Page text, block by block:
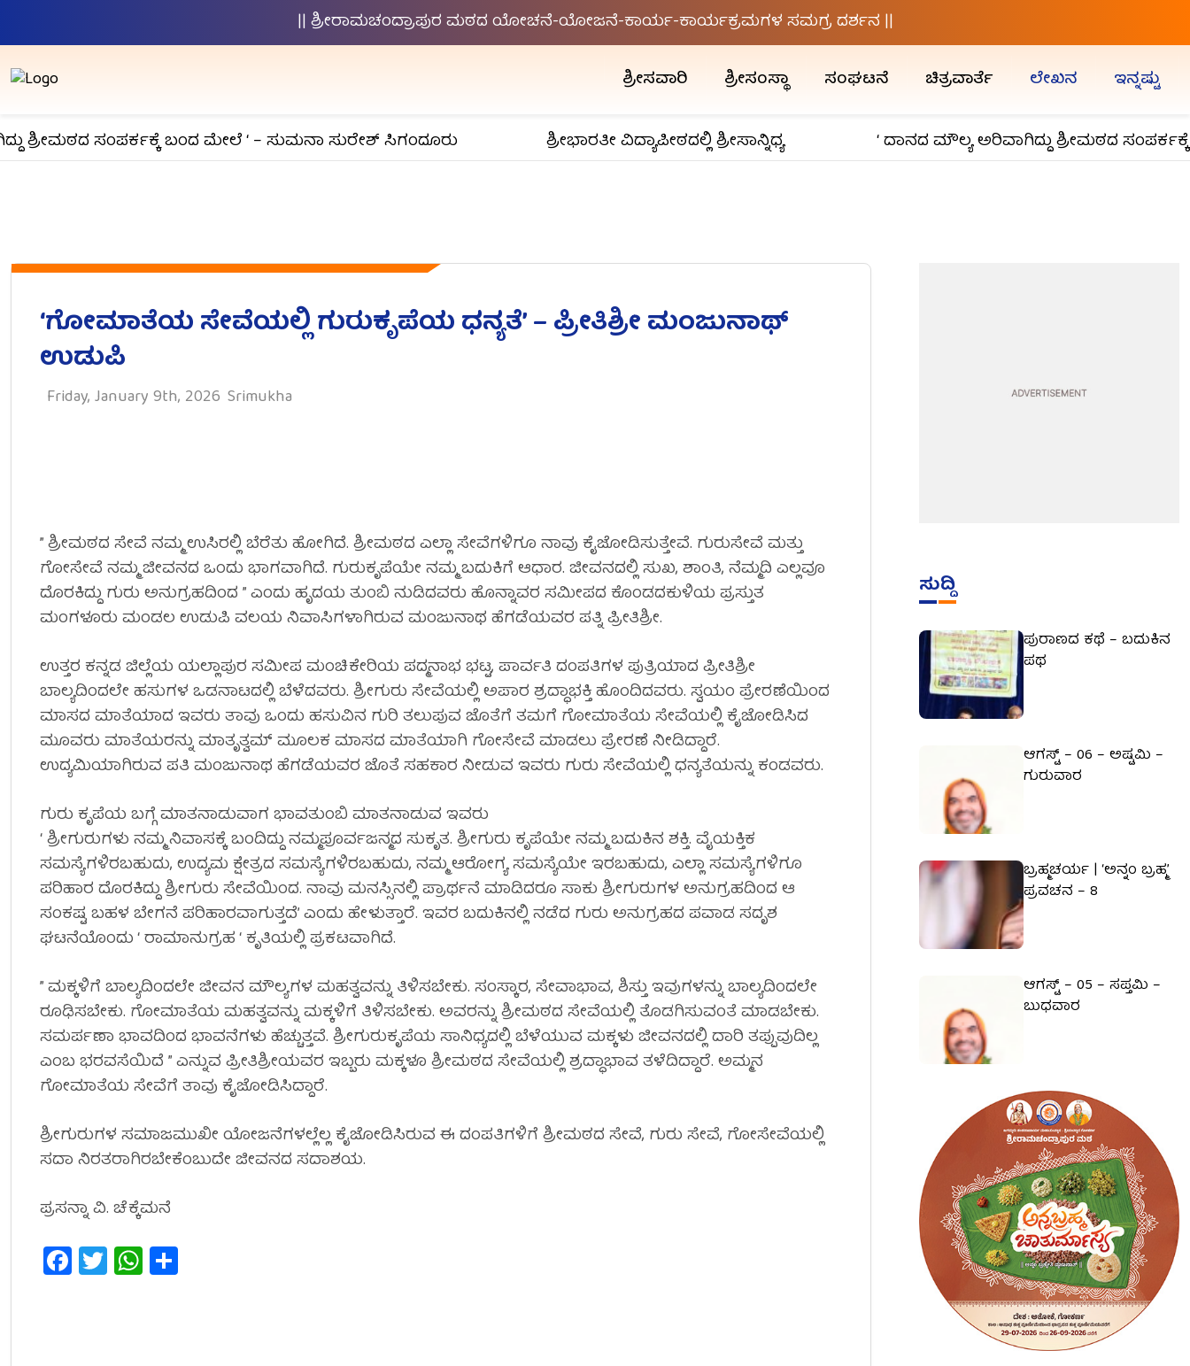
|| ಶ್ರೀರಾಮಚಂದ್ರಾಪುರ ಮಠದ ಯೋಚನೆ-ಯೋಜನೆ-ಕಾರ್ಯ-ಕಾರ್ಯಕ್ರಮಗಳ ಸಮಗ್ರ ದರ್ಶನ ||
ಶ್ರೀಸವಾರಿ ಶ್ರೀಸಂಸ್ಥಾ ಸಂಘಟನೆ ಚಿತ್ರವಾರ್ತೆ ಲೇಖನ ಇನ್ನಷ್ಟು
ಸಂಪರ್ಕಕ್ಕೆ ಬಂದ ಮೇಲೆ ‘ – ಸುಮನಾ ಸುರೇಶ್ ಸಿಗಂದೂರು ಶ್ರೀಭಾರತೀ ವಿದ್ಯಾಪೀಠದಲ್ಲಿ ಶ್ರೀಸಾನ್ನಿಧ್ಯ ‘ ದಾನದ ಮೌಲ್ಯ ಅರಿವಾಗಿದ್ದು ಶ್ರೀಮಠದ ಸಂಪರ್ಕಕ್ಕೆ
‘ಗೋಮಾತೆಯ ಸೇವೆಯಲ್ಲಿ ಗುರುಕೃಪೆಯ ಧನ್ಯತೆ’ – ಪ್ರೀತಿಶ್ರೀ ಮಂಜುನಾಥ್
ಉಡುಪಿ
Friday, January 9th, 2026 Srimukha
” ಶ್ರೀಮಠದ ಸೇವೆ ನಮ್ಮ ಉಸಿರಲ್ಲಿ ಬೆರೆತು ಹೋಗಿದೆ. ಶ್ರೀಮಠದ ಎಲ್ಲಾ ಸೇವೆಗಳಿಗೂ ನಾವು ಕೈಜೋಡಿಸುತ್ತೇವೆ. ಗುರುಸೇವೆ ಮತ್ತು
ಗೋಸೇವೆ ನಮ್ಮ ಜೀವನದ ಒಂದು ಭಾಗವಾಗಿದೆ. ಗುರುಕೃಪೆಯೇ ನಮ್ಮ ಬದುಕಿಗೆ ಆಧಾರ. ಜೀವನದಲ್ಲಿ ಸುಖ, ಶಾಂತಿ, ನೆಮ್ಮದಿ ಎಲ್ಲವೂ
ದೊರಕಿದ್ದು ಗುರು ಅನುಗ್ರಹದಿಂದ ” ಎಂದು ಹೃದಯ ತುಂಬಿ ನುಡಿದವರು ಹೊನ್ನಾವರ ಸಮೀಪದ ಕೊಂಡದಕುಳಿಯ ಪ್ರಸ್ತುತ
ಮಂಗಳೂರು ಮಂಡಲ ಉಡುಪಿ ವಲಯ ನಿವಾಸಿಗಳಾಗಿರುವ ಮಂಜುನಾಥ ಹೆಗಡೆಯವರ ಪತ್ನಿ ಪ್ರೀತಿಶ್ರೀ.
ಉತ್ತರ ಕನ್ನಡ ಜಿಲ್ಲೆಯ ಯಲ್ಲಾಪುರ ಸಮೀಪ ಮಂಚಿಕೇರಿಯ ಪದ್ಮನಾಭ ಭಟ್ಟ, ಪಾರ್ವತಿ ದಂಪತಿಗಳ ಪುತ್ರಿಯಾದ ಪ್ರೀತಿಶ್ರೀ
ಬಾಲ್ಯದಿಂದಲೇ ಹಸುಗಳ ಒಡನಾಟದಲ್ಲಿ ಬೆಳೆದವರು. ಶ್ರೀಗುರು ಸೇವೆಯಲ್ಲಿ ಅಪಾರ ಶ್ರದ್ಧಾಭಕ್ತಿ ಹೊಂದಿದವರು. ಸ್ವಯಂ ಪ್ರೇರಣೆಯಿಂದ
ಮಾಸದ ಮಾತೆಯಾದ ಇವರು ತಾವು ಒಂದು ಹಸುವಿನ ಗುರಿ ತಲುಪುವ ಜೊತೆಗೆ ತಮಗೆ ಗೋಮಾತೆಯ ಸೇವೆಯಲ್ಲಿ ಕೈಜೋಡಿಸಿದ
ಮೂವರು ಮಾತೆಯರನ್ನು ಮಾತೃತ್ವಮ್ ಮೂಲಕ ಮಾಸದ ಮಾತೆಯಾಗಿ ಗೋಸೇವೆ ಮಾಡಲು ಪ್ರೇರಣೆ ನೀಡಿದ್ದಾರೆ.
ಉದ್ಯಮಿಯಾಗಿರುವ ಪತಿ ಮಂಜುನಾಥ ಹೆಗಡೆಯವರ ಜೊತೆ ಸಹಕಾರ ನೀಡುವ ಇವರು ಗುರು ಸೇವೆಯಲ್ಲಿ ಧನ್ಯತೆಯನ್ನು ಕಂಡವರು.
ಗುರು ಕೃಪೆಯ ಬಗ್ಗೆ ಮಾತನಾಡುವಾಗ ಭಾವತುಂಬಿ ಮಾತನಾಡುವ ಇವರು
‘ ಶ್ರೀಗುರುಗಳು ನಮ್ಮ ನಿವಾಸಕ್ಕೆ ಬಂದಿದ್ದು ನಮ್ಮಪೂರ್ವಜನ್ಮದ ಸುಕೃತ. ಶ್ರೀಗುರು ಕೃಪೆಯೇ ನಮ್ಮ ಬದುಕಿನ ಶಕ್ತಿ. ವೈಯಕ್ತಿಕ
ಸಮಸ್ಯೆಗಳಿರಬಹುದು, ಉದ್ಯಮ ಕ್ಷೇತ್ರದ ಸಮಸ್ಯೆಗಳಿರಬಹುದು, ನಮ್ಮ ಆರೋಗ್ಯ ಸಮಸ್ಯೆಯೇ ಇರಬಹುದು, ಎಲ್ಲಾ ಸಮಸ್ಯೆಗಳಿಗೂ
ಪರಿಹಾರ ದೊರಕಿದ್ದು ಶ್ರೀಗುರು ಸೇವೆಯಿಂದ. ನಾವು ಮನಸ್ಸಿನಲ್ಲಿ ಪ್ರಾರ್ಥನೆ ಮಾಡಿದರೂ ಸಾಕು ಶ್ರೀಗುರುಗಳ ಅನುಗ್ರಹದಿಂದ ಆ
ಸಂಕಷ್ಟ ಬಹಳ ಬೇಗನೆ ಪರಿಹಾರವಾಗುತ್ತದೆ’ ಎಂದು ಹೇಳುತ್ತಾರೆ. ಇವರ ಬದುಕಿನಲ್ಲಿ ನಡೆದ ಗುರು ಅನುಗ್ರಹದ ಪವಾಡ ಸದೃಶ
ಘಟನೆಯೊಂದು ‘ ರಾಮಾನುಗ್ರಹ ‘ ಕೃತಿಯಲ್ಲಿ ಪ್ರಕಟವಾಗಿದೆ.
” ಮಕ್ಕಳಿಗೆ ಬಾಲ್ಯದಿಂದಲೇ ಜೀವನ ಮೌಲ್ಯಗಳ ಮಹತ್ವವನ್ನು ತಿಳಿಸಬೇಕು. ಸಂಸ್ಕಾರ, ಸೇವಾಭಾವ, ಶಿಸ್ತು ಇವುಗಳನ್ನು ಬಾಲ್ಯದಿಂದಲೇ
ರೂಢಿಸಬೇಕು. ಗೋಮಾತೆಯ ಮಹತ್ವವನ್ನು ಮಕ್ಕಳಿಗೆ ತಿಳಿಸಬೇಕು. ಅವರನ್ನು ಶ್ರೀಮಠದ ಸೇವೆಯಲ್ಲಿ ತೊಡಗಿಸುವಂತೆ ಮಾಡಬೇಕು.
ಸಮರ್ಪಣಾ ಭಾವದಿಂದ ಭಾವನೆಗಳು ಹೆಚ್ಚುತ್ತವೆ. ಶ್ರೀಗುರುಕೃಪೆಯ ಸಾನಿಧ್ಯದಲ್ಲಿ ಬೆಳೆಯುವ ಮಕ್ಕಳು ಜೀವನದಲ್ಲಿ ದಾರಿ ತಪ್ಪುವುದಿಲ್ಲ
ಎಂಬ ಭರವಸೆಯಿದೆ ” ಎನ್ನುವ ಪ್ರೀತಿಶ್ರೀಯವರ ಇಬ್ಬರು ಮಕ್ಕಳೂ ಶ್ರೀಮಠದ ಸೇವೆಯಲ್ಲಿ ಶ್ರದ್ಧಾಭಾವ ತಳೆದಿದ್ದಾರೆ. ಅಮ್ಮನ
ಗೋಮಾತೆಯ ಸೇವೆಗೆ ತಾವು ಕೈಜೋಡಿಸಿದ್ದಾರೆ.
ಶ್ರೀಗುರುಗಳ ಸಮಾಜಮುಖೀ ಯೋಜನೆಗಳಲ್ಲೆಲ್ಲ ಕೈಜೋಡಿಸಿರುವ ಈ ದಂಪತಿಗಳಿಗೆ ಶ್ರೀಮಠದ ಸೇವೆ, ಗುರು ಸೇವೆ, ಗೋಸೇವೆಯಲ್ಲಿ
ಸದಾ ನಿರತರಾಗಿರಬೇಕೆಂಬುದೇ ಜೀವನದ ಸದಾಶಯ.
ಪ್ರಸನ್ನಾ ವಿ. ಚೆಕ್ಕೆಮನೆ
Facebook
TwitterWhatsApp
ಸುದ್ದಿ
ಪುರಾಣದ ಕಥೆ – ಬದುಕಿನ
ಪಥ
ಆಗಸ್ಟ್ – 06 – ಅಷ್ಟಮಿ –
ಗುರುವಾರ
ಬ್ರಹ್ಮಚರ್ಯ | ‘ಅನ್ನಂ ಬ್ರಹ್ಮ’
ಪ್ರವಚನ – 8
ಆಗಸ್ಟ್ – 05 – ಸಪ್ತಮಿ –
ಬುಧವಾರ